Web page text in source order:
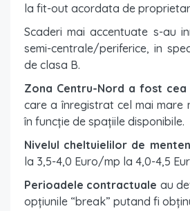
la fit-out acordata de
Scaderi mai accentuate s-au
semi-centrale/periferice, in
de clasa B.
Zona Centru-Nord a fost cea
care a înregistrat cel mai mare
în funcție de spațiile disponibile.
Nivelul cheltuielilor de
la 3,5-4,0 Euro/mp la 4,0-4,5
Perioadele contractuale au
opțiunile “break” putand fi